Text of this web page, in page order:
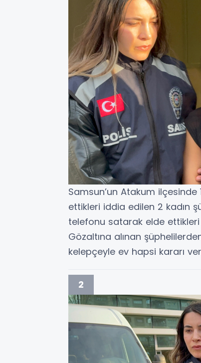
Samsun’un Atakum ilçesinde
ettikleri iddia edilen 2 kadın
telefonu satarak elde ettikleri
Gözaltına alınan
kelepçeyle ev hapsi kararı
2